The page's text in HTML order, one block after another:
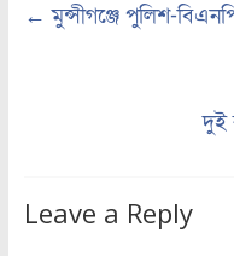
← মুন্সীগঞ্জে পুলিশ-
দুই
Leave a Reply